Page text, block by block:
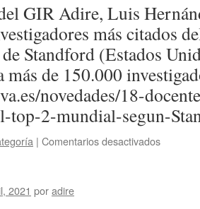
GIR Adire, Luis
más citados
Standford (Estados
más de 150.000
novedades/18-
top-2-mundial-segun-
| Comentarios desactivadosen
2021 poradire